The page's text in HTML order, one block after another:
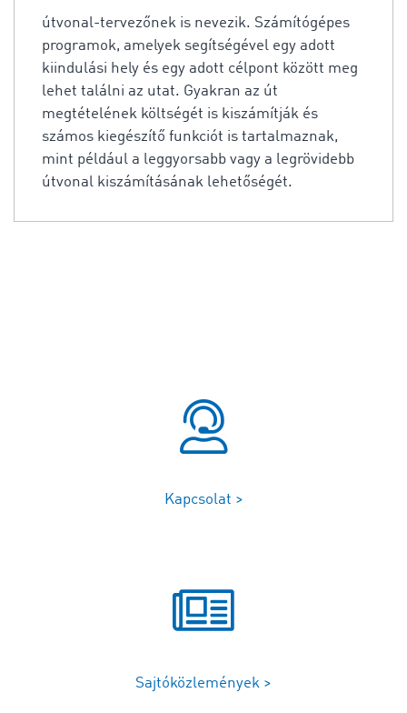
útvonal-tervezőnek is nevezik. Számítógépes
programok, amelyek segítségével egy adott
kiindulási hely és egy adott célpont között meg
lehet találni az utat. Gyakran az út
megtételének költségét is kiszámítják és
számos kiegészítő funkciót is tartalmaznak,
mint például a leggyorsabb vagy a legrövidebb
útvonal kiszámításának lehetőségét.
Kapcsolat >
Sajtóközlemények >